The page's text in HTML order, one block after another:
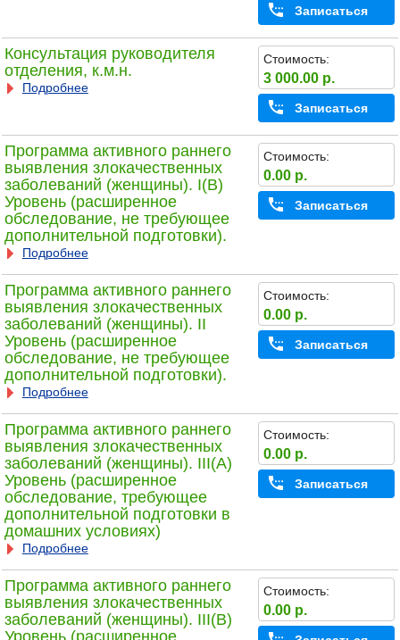
Записаться
Консультация руководителя
отделения, к.м.н.
Подробнее
Стоимость:
3 000.00 р.
Записаться
Программа активного раннего
выявления злокачественных
заболеваний (женщины). I(B)
Уровень (расширенное
обследование, не требующее
дополнительной подготовки).
Подробнее
Стоимость:
0.00 р.
Записаться
Программа активного раннего
выявления злокачественных
заболеваний (женщины). II
Уровень (расширенное
обследование, не требующее
дополнительной подготовки).
Подробнее
Стоимость:
0.00 р.
Записаться
Программа активного раннего
выявления злокачественных
заболеваний (женщины). III(A)
Уровень (расширенное
обследование, требующее
дополнительной подготовки в
домашних условиях)
Подробнее
Стоимость:
0.00 р.
Записаться
Программа активного раннего
выявления злокачественных
заболеваний (женщины). III(B)
Стоимость:
0.00 р.